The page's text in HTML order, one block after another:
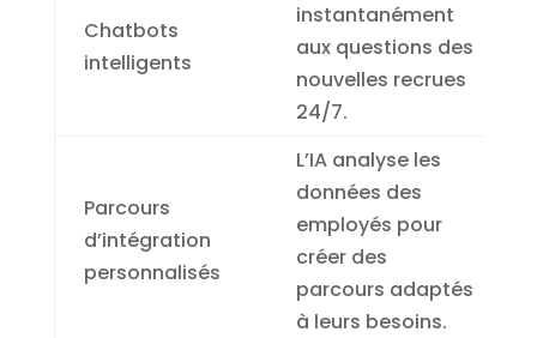
Chatbots
intelligents
instantanément
aux questions des
nouvelles recrues
24/7.
Parcours
d’intégration
personnalisés
L’IA analyse les
données des
employés pour
créer des
parcours adaptés
à leurs besoins.